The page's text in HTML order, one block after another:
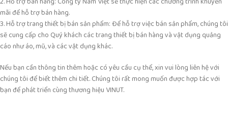
mãi để hỗ trợ bán hàng.
3. Hỗ trợ trang thiết bị bán sản phẩm: Để hỗ trợ việc bán sản phẩm, chúng tôi
sẽ cung cấp cho Quý khách các trang thiết bị bán hàng và vật dụng quảng
cáo như áo, mũ, và các vật dụng khác.
Nếu bạn cần thông tin thêm hoặc có yêu cầu cụ thể, xin vui lòng liên hệ với
chúng tôi để biết thêm chi tiết. Chúng tôi rất mong muốn được hợp tác với
bạn để phát triển cùng thương hiệu VINUT.